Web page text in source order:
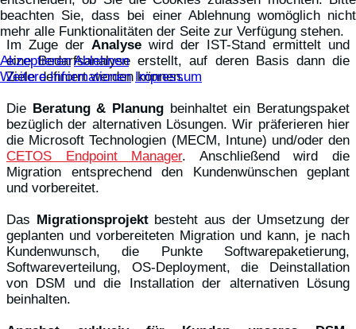
Im Zuge der Analyse wird der IST-Stand ermittelt und
eine Bedarfsanalyse erstellt, auf deren Basis dann die
Ziele definiert werden können.
Die Beratung & Planung beinhaltet ein Beratungspaket
bezüglich der alternativen Lösungen. Wir präferieren hier
die Microsoft Technologien (MECM, Intune) und/oder den
CETOS Endpoint Manager. Anschließend wird die
Migration entsprechend den Kundenwünschen geplant
und vorbereitet.
Das Migrationsprojekt besteht aus der Umsetzung der
geplanten und vorbereiteten Migration und kann, je nach
Kundenwunsch, die Punkte Softwarepaketierung,
Softwareverteilung, OS-Deployment, die Deinstallation
von DSM und die Installation der alternativen Lösung
beinhalten.
beachten Sie, dass bei einer Ablehnung womöglich nicht
mehr alle Funktionalitäten der Seite zur Verfügung stehen.
Akzeptieren Ablehnen
Weitere Informationen Impressum